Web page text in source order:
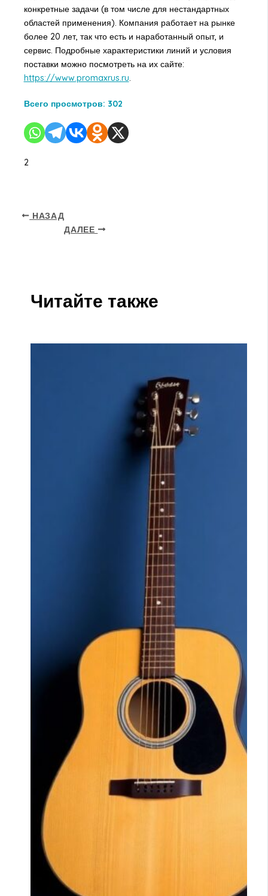
конкретные задачи (в том числе для нестандартных
областей применения). Компания работает на рынке
более 20 лет, так что есть и наработанный опыт, и
сервис. Подробные характеристики линий и условия
поставки можно посмотреть на их сайте:
https://www.promaxrus.ru
Всего просмотров: 302
2
НАЗАД
ДАЛЕЕ
Читайте также